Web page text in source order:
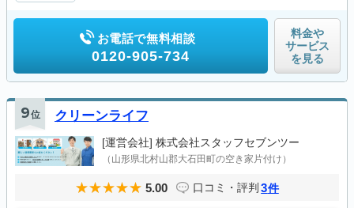
お電話で無料相談
0120-905-734
料金や
サービス
を見る
9位 クリーンライフ
[運営会社] 株式会社スタッフセブンツー
（山形県北村山郡大石田町の空き家片付け）
5.00 口コミ・評判 3件